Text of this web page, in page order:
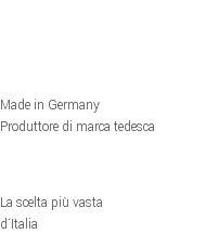
Made in Germany
Produttore di marca tedesca
La scelta più vasta
d´Italia